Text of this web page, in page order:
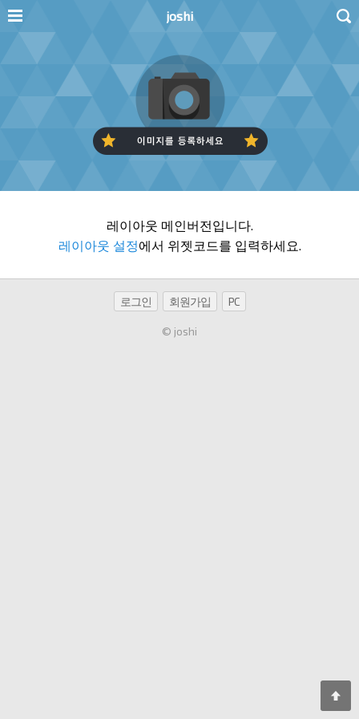
joshi
레이아웃 메인버전입니다.
레이아웃 설정에서 위젯코드를 입력하세요.
로그인 회원가입 PC
© joshi